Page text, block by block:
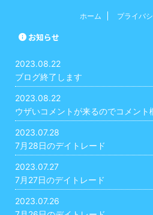
ホーム プライバ
お知らせ
2023.08.22
ブログ終了します
2023.08.22
ウザいコメントが来るのでコメント
2023.07.28
7月28日のデイトレード
2023.07.27
7月27日のデイトレード
2023.07.26